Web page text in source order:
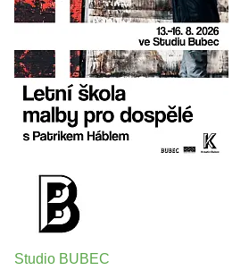
Studio BUBEC